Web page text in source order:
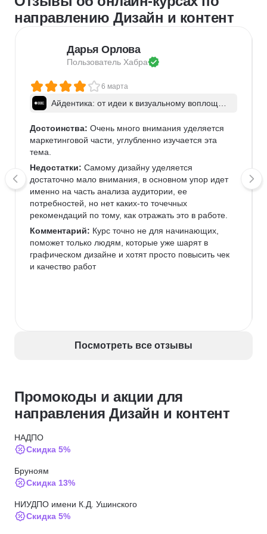
направлению Дизайн и контент
Дарья Орлова
Пользователь Хабра
6 марта
Айдентика: от идеи к визуальному воплощен
Достоинства: Очень много внимания уделяется
маркетинговой части, углубленно изучается эта
тема.
Недостатки: Самому дизайну уделяется
достаточно мало внимания, в основном упор идет
именно на часть анализа аудитории, ее
потребностей, но нет каких-то точечных
рекомендаций по тому, как отражать это в работе.
Комментарий: Курс точно не для начинающих,
поможет только людям, которые уже шарят в
графическом дизайне и хотят просто повысить чек
и качество работ
Посмотреть все отзывы
Промокоды и акции для
направления Дизайн и контент
НАДПО
Скидка 5%
Бруноям
Скидка 13%
НИУДПО имени К.Д. Ушинского
Скидка 5%